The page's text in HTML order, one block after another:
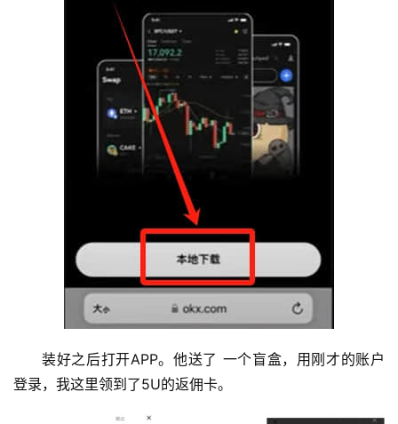
装好之后打开APP。他送了 一个盲盒，用刚才的账户
登录，我这里领到了5U的返佣卡。